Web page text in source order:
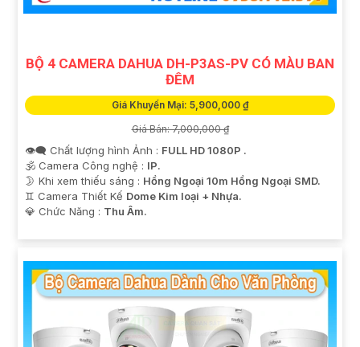
BỘ 4 CAMERA DAHUA DH-P3AS-PV CÓ MÀU BAN
ĐÊM
Giá Khuyến Mại: 5,900,000 ₫
Giá Bán: 7,000,000 ₫
👁️‍🗨 Chất lượng hình Ảnh : FULL HD 1080P .
🕉️ Camera Công nghệ : IP.
🌛 Khi xem thiếu sáng : Hồng Ngoại 10m Hồng Ngoại SMD.
♊ Camera Thiết Kế Dome Kim loại + Nhựa.
️💎 Chức Năng : Thu Âm.